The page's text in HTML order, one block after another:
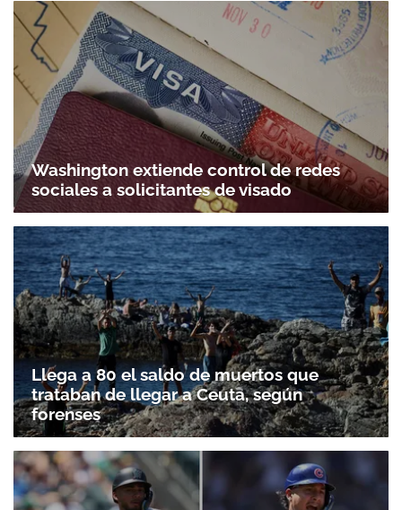
Washington extiende control de redes
sociales a solicitantes de visado
Llega a 80 el saldo de muertos que
trataban de llegar a Ceuta, según
forenses